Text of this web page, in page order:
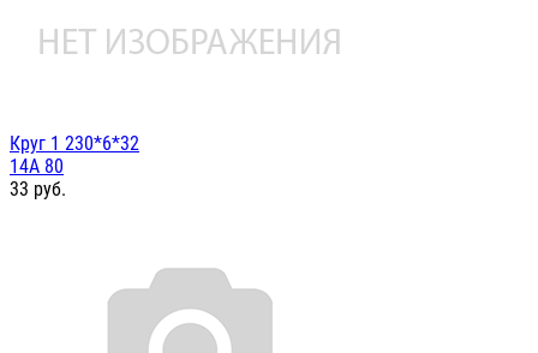
Круг 1 230*6*32
14А 80
33 руб.